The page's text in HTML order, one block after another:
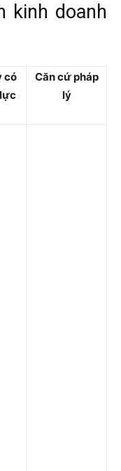
kinh doanh
có
Căn cứ pháp
lý